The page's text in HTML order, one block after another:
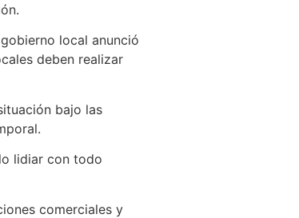
local anunció
deben realizar
bajo las
lidiar con todo
comerciales y